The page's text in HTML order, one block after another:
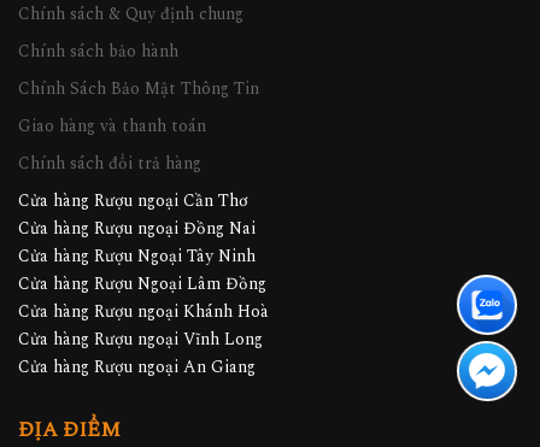
Chính sách & Quy định chung
Chính sách bảo hành
Chính Sách Bảo Mật Thông Tin
Giao hàng và thanh toán
Chính sách đổi trả hàng
Cửa hàng Rượu ngoại Cần Thơ
Cửa hàng Rượu ngoại Đồng Nai
Cửa hàng Rượu Ngoại Tây Ninh
Cửa hàng Rượu Ngoại Lâm Đồng
Cửa hàng Rượu ngoại Khánh Hoà
Cửa hàng Rượu ngoại Vĩnh Long
Cửa hàng Rượu ngoại An Giang
ĐỊA ĐIỂM